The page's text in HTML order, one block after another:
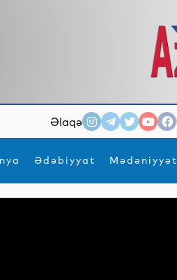
Əlaqə
Ədəbiyyat Mədəniyyət